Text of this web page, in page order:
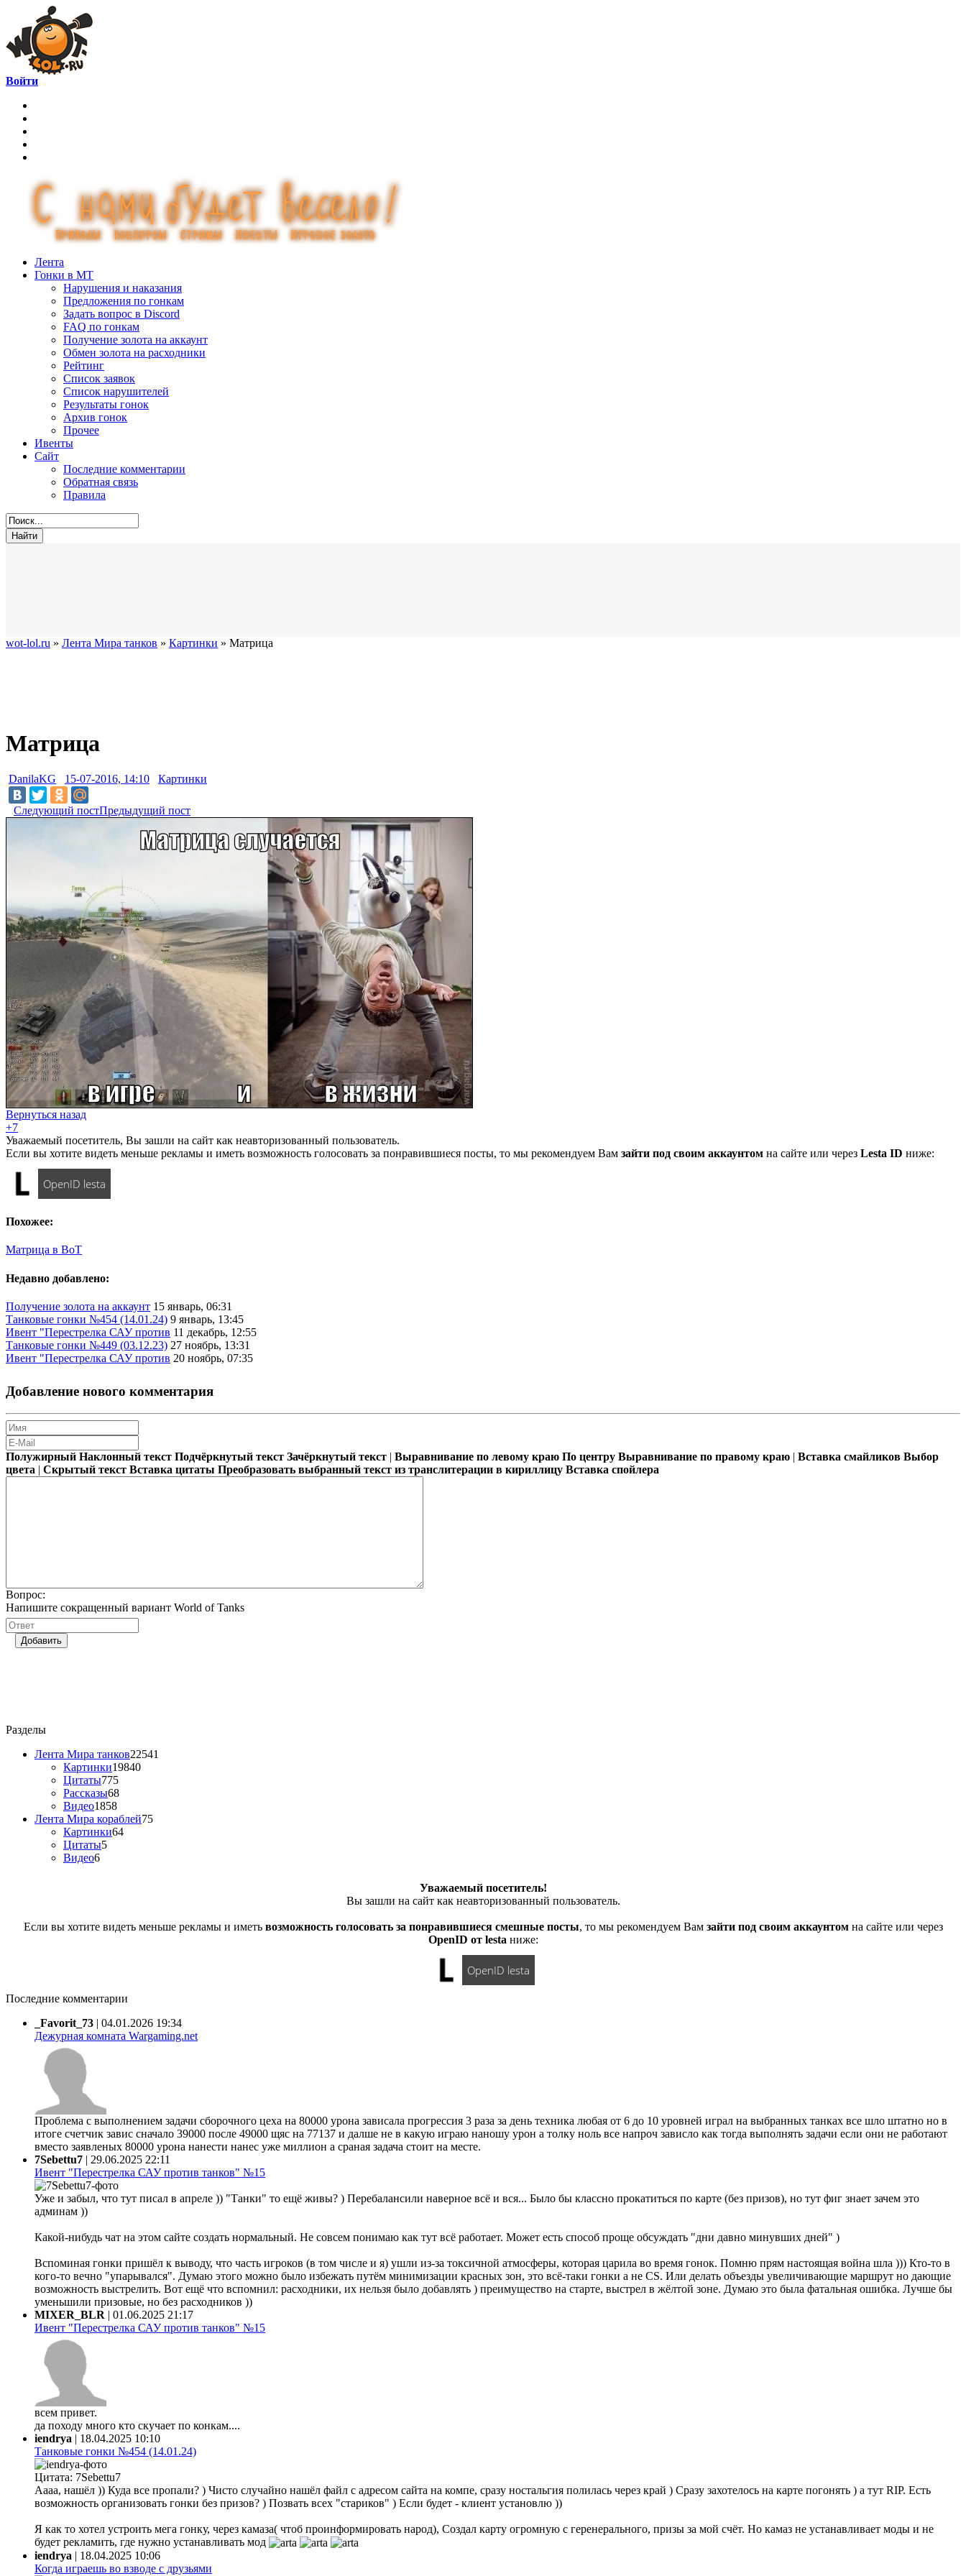
Войти
Лента
Гонки в МТ
Нарушения и наказания
Предложения по гонкам
Задать вопрос в Discord
FAQ по гонкам
Получение золота на аккаунт
Обмен золота на расходники
Рейтинг
Список заявок
Список нарушителей
Результаты гонок
Архив гонок
Прочее
Ивенты
Сайт
Последние комментарии
Обратная связь
Правила
wot-lol.ru » Лента Мира танков » Картинки » Матрица
Матрица
DanilaKG 15-07-2016, 14:10 Картинки
Следующий постПредыдущий пост
Вернуться назад
+7
Уважаемый посетитель, Вы зашли на сайт как неавторизованный пользователь.
Если вы хотите видеть меньше рекламы и иметь возможность голосовать за понравившиеся посты, то мы рекомендуем Вам зайти под своим аккаунтом на сайте или через Lesta ID ниже:
OpenID lesta
Похожее:
Матрица в ВоТ
Недавно добавлено:
Получение золота на аккаунт 15 январь, 06:31
Танковые гонки №454 (14.01.24) 9 январь, 13:45
Ивент "Перестрелка САУ против 11 декабрь, 12:55
Танковые гонки №449 (03.12.23) 27 ноябрь, 13:31
Ивент "Перестрелка САУ против 20 ноябрь, 07:35
Добавление нового комментария
Полужирный Наклонный текст Подчёркнутый текст Зачёркнутый текст | Выравнивание по левому краю По центру Выравнивание по правому краю | Вставка смайликов Выбор
цвета | Скрытый текст Вставка цитаты Преобразовать выбранный текст из транслитерации в кириллицу Вставка спойлера
Вопрос:
Напишите сокращенный вариант World of Tanks
Добавить
Разделы
Лента Мира танков22541
Картинки19840
Цитаты775
Рассказы68
Видео1858
Лента Мира кораблей75
Картинки64
Цитаты5
Видео6
Уважаемый посетитель!
Вы зашли на сайт как неавторизованный пользователь.
Если вы хотите видеть меньше рекламы и иметь возможность голосовать за понравившиеся смешные посты, то мы рекомендуем Вам зайти под своим аккаунтомна сайте или через
OpenID от lesta ниже:
OpenID lesta
Последние комментарии
_Favorit_73 | 04.01.2026 19:34
Дежурная комната Wargaming.net
Проблема с выполнением задачи сборочного цеха на 80000 урона зависала прогрессия 3 раза за день техника любая от 6 до 10 уровней играл на выбранных танках все шло штатно но в
итоге счетчик завис сначало 39000 после 49000 щяс на 77137 и далше не в какую играю наношу урон а толку ноль все напроч зависло как тогда выполнять задачи если они не работают
вместо заявленых 80000 урона нанести нанес уже миллион а сраная задача стоит на месте.
7Sebettu7 | 29.06.2025 22:11
Ивент "Перестрелка САУ против танков" №15
Уже и забыл, что тут писал в апреле )) "Танки" то ещё живы? ) Перебалансили наверное всё и вся... Было бы классно прокатиться по карте (без призов), но тут фиг знает зачем это
админам ))
Какой-нибудь чат на этом сайте создать нормальный. Не совсем понимаю как тут всё работает. Может есть способ проще обсуждать "дни давно минувших дней" )
Вспоминая гонки пришёл к выводу, что часть игроков (в том числе и я) ушли из-за токсичной атмосферы, которая царила во время гонок. Помню прям настоящая война шла ))) Кто-то в
кого-то вечно "упарывался". Думаю этого можно было избежать путём минимизации красных зон, это всё-таки гонки а не CS. Или делать объезды увеличивающие маршрут но дающие
возможность выстрелить. Вот ещё что вспомнил: расходники, их нельзя было добавлять ) преимущество на старте, выстрел в жёлтой зоне. Думаю это была фатальная ошибка. Лучше бы
уменьшили призовые, но без расходников ))
MIXER_BLR | 01.06.2025 21:17
Ивент "Перестрелка САУ против танков" №15
всем привет.
да походу много кто скучает по конкам....
iendrya | 18.04.2025 10:10
Танковые гонки №454 (14.01.24)
Цитата: 7Sebettu7
Аааа, нашёл )) Куда все пропали? ) Чисто случайно нашёл файл с адресом сайта на компе, сразу ностальгия полилась через край ) Сразу захотелось на карте погонять ) а тут RIP. Есть
возможность организовать гонки без призов? ) Позвать всех "стариков" ) Если будет - клиент установлю ))
Я как то хотел устроить мега гонку, через камаза( чтоб проинформировать народ), Создал карту огромную с геренерального, призы за мой счёт. Но камаз не устанавливает моды и не
будет рекламить, где нужно устанавливать мод
iendrya | 18.04.2025 10:06
Когда играешь во взводе с друзьями